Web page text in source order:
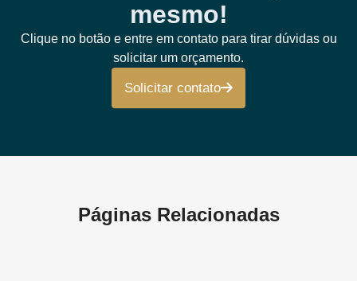
mesmo!
Clique no botão e entre em contato para tirar dúvidas ou
solicitar um orçamento.
Solicitar contato
Páginas Relacionadas